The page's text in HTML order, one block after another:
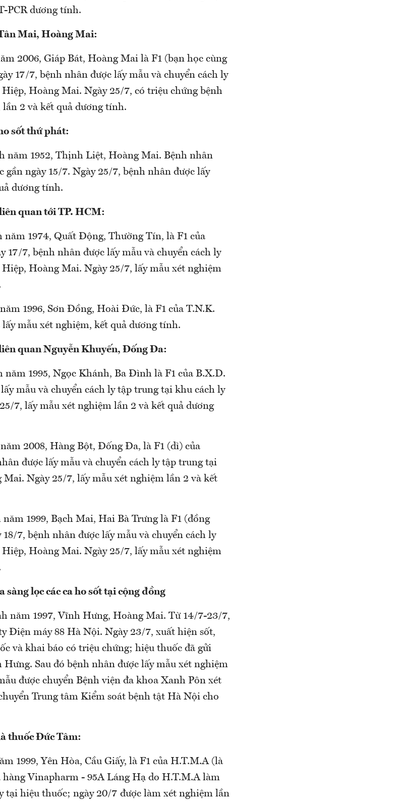
PCR dương tính.
Mai, Hoàng Mai:
2006, Giáp Bát, Hoàng Mai là F1 (bạn học cùng
17/7, bệnh nhân được lấy mẫu và chuyển cách ly
Hoàng Mai. Ngày 25/7, có triệu chứng bệnh
2 và kết quả dương tính.
sốt thứ phát:
năm 1952, Thịnh Liệt, Hoàng Mai. Bệnh nhân
gần ngày 15/7. Ngày 25/7, bệnh nhân được lấy
dương tính.
quan tới TP. HCM:
năm 1974, Quất Động, Thường Tín, là F1 của
17/7, bệnh nhân được lấy mẫu và chuyển cách ly
Hoàng Mai. Ngày 25/7, lấy mẫu xét nghiệm
1996, Sơn Đồng, Hoài Đức, là F1 của T.N.K.
mẫu xét nghiệm, kết quả dương tính.
quan Nguyễn Khuyến, Đống Đa:
năm 1995, Ngọc Khánh, Ba Đình là F1 của B.X.D.
mẫu và chuyển cách ly tập trung tại khu cách ly
7, lấy mẫu xét nghiệm lần 2 và kết quả dương
2008, Hàng Bột, Đống Đa, là F1 (dì) của
được lấy mẫu và chuyển cách ly tập trung tại
Ngày 25/7, lấy mẫu xét nghiệm lần 2 và kết
1999, Bạch Mai, Hai Bà Trưng là F1 (đồng
7, bệnh nhân được lấy mẫu và chuyển cách ly
Hoàng Mai. Ngày 25/7, lấy mẫu xét nghiệm
lọc các ca ho sốt tại cộng đồng
năm 1997, Vĩnh Hưng, Hoàng Mai. Từ 14/7-23/7,
Điện máy 88 Hà Nội. Ngày 23/7, xuất hiện sốt,
và khai báo có triệu chứng; hiệu thuốc đã gửi
Sau đó bệnh nhân được lấy mẫu xét nghiệm
được chuyển Bệnh viện đa khoa Xanh Pôn xét
Trung tâm Kiểm soát bệnh tật Hà Nội cho
thuốc Đức Tâm:
1999, Yên Hòa, Cầu Giấy, là F1 của H.T.M.A (là
Vinapharm - 95A Láng Hạ do H.T.M.A làm
tại hiệu thuốc; ngày 20/7 được làm xét nghiệm lần